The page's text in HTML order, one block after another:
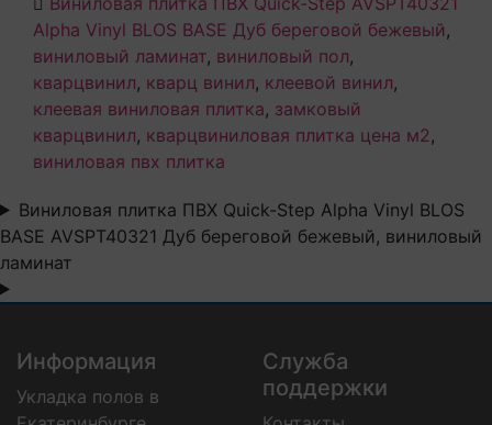
Alpha Vinyl BLOS BASE Дуб береговой бежевый ,
виниловый ламинат, виниловый пол,
кварцвинил, кварц винил, клеевой винил,
клеевая виниловая плитка, замковый
кварцвинил, кварцвиниловая плитка цена м2 ,
виниловая пвх плитка
Виниловая плитка ПВХ Quick-Step Alpha Vinyl BLOS
BASE AVSPT40321 Дуб береговой бежевый, виниловый
ламинат
Информация
Укладка полов в
Служба
поддержки